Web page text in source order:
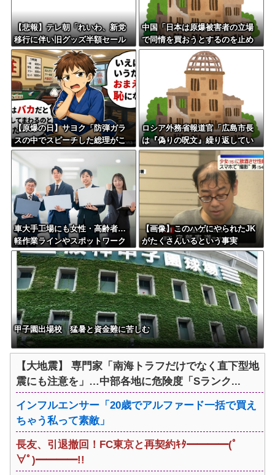
【悲報】テレ朝「れいわ、新党
移行に伴い旧グッズ半額セール
開催。でも『秘書給与疑惑』あ
るよね＾＾」
中国「日本は原爆被害者の立場
で同情を買おうとするのを止め
ろ」
【原爆の日】サヨク「防弾ガラ
スの中でスピーチした総理がこ
れまでいたんだろうか。オバマ
大統領でさえ、防弾ガラスなん
てなかった！」→石破茂＆オバ
マ大統領も使ってました
ロシア外務省報道官「広島市長
は『偽りの呪文』繰り返してい
る」 平和宣言を非難
車大手工場にも女性・高齢者…
軽作業ラインやスポットワーク
【画像】このハゲにやられたJK
がたくさんいるという事実
甲子園出場校 猛暑と資金難に苦しむ
【大地震】 専門家「南海トラフだけでなく直下型地
震にも注意を」…中部各地に危険度「Sランク...
インフルエンサー「20歳でアルファード一括で買え
ちゃう私って素敵」
長友、引退撤回！FC東京と再契約ｷﾀ━━━━(ﾟ
∀ﾟ)━━━━!!